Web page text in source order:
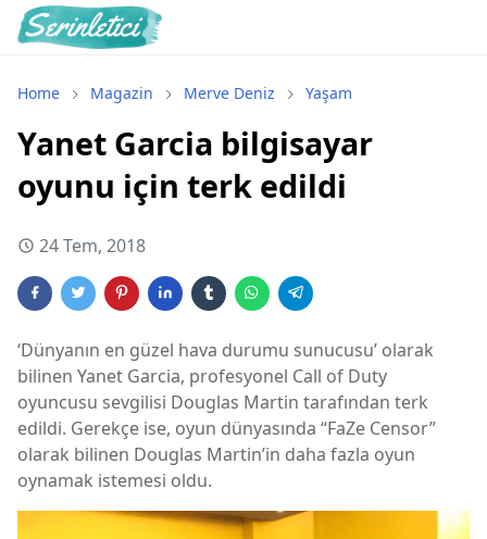
Home Magazin Merve Deniz Yaşam
Yanet Garcia bilgisayar
oyunu için terk edildi
24 Tem, 2018
‘Dünyanın en güzel hava durumu sunucusu’ olarak
bilinen Yanet Garcia, profesyonel Call of Duty
oyuncusu sevgilisi Douglas Martin tarafından terk
edildi. Gerekçe ise, oyun dünyasında “FaZe Censor”
olarak bilinen Douglas Martin’in daha fazla oyun
oynamak istemesi oldu.